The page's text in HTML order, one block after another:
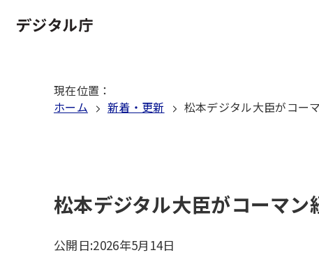
文
現在位置 ：
ホーム
新着・更新 松本デジタル大臣がコー
松本デジタル大臣がコーマ
公開日:2026年5月14日